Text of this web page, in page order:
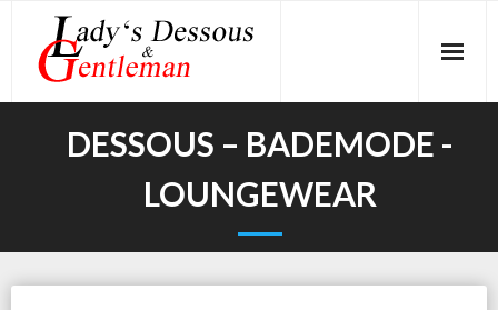
content
DESSOUS – BADEMODE -
LOUNGEWEAR